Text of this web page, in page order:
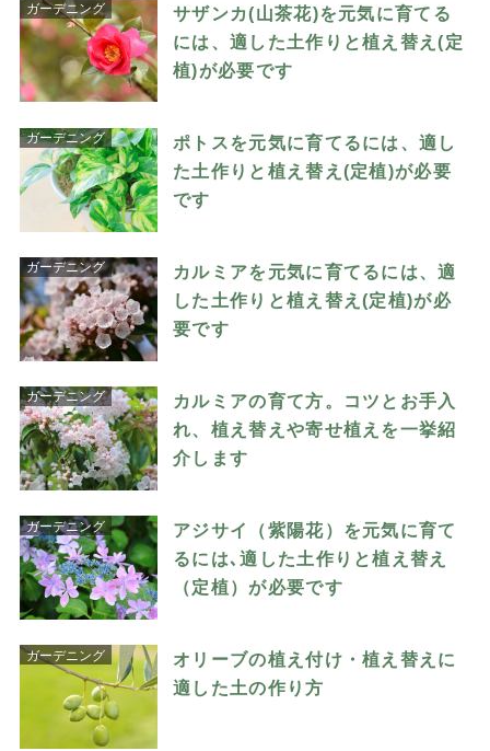
ガーデニング
サザンカ(山茶花)を元気に育てる
には、適した土作りと植え替え(定
植)が必要です
ガーデニング
ポトスを元気に育てるには、適し
た土作りと植え替え(定植)が必要
です
ガーデニング
カルミアを元気に育てるには、適
した土作りと植え替え(定植)が必
要です
ガーデニング
カルミアの育て方。コツとお手入
れ、植え替えや寄せ植えを一挙紹
介します
ガーデニング
アジサイ（紫陽花）を元気に育て
るには､適した土作りと植え替え
（定植）が必要です
ガーデニング
オリーブの植え付け・植え替えに
適した土の作り方